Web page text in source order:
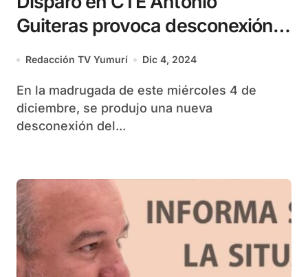
Guiteras provoca desconexión
del Sistema Electroenergético
Redacción TV Yumurí Dic 4, 2024
En la madrugada de este miércoles 4 de
diciembre, se produjo una nueva
desconexión del...